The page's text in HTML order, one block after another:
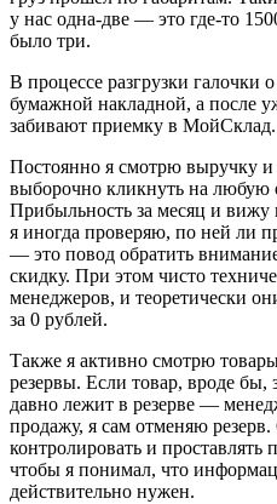
у нас одна-две — это где-то
было три.
В процессе разгрузки галочки
бумажной накладной, а после
забивают приемку в МойСклад.
Постоянно я смотрю выручку
выборочно кликнуть на любую
Прибыльность за месяц и
я иногда проверяю, по ней ли
— это повод обратить
скидку. При этом чисто
менеджеров, и теоретически
за 0 рублей.
Также я активно смотрю
резервы. Если товар, вроде бы,
давно лежит в резерве —
продажу, я сам отменяю
контролировать и
чтобы я понимал, что
действительно нужен.